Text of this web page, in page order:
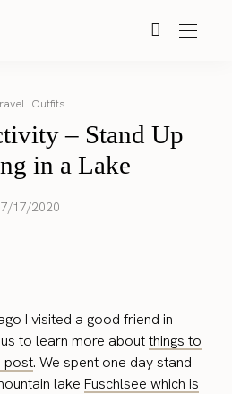
Outfits
– Stand Up
in a Lake
17/2020
I visited a good friend in
to learn more aboutthings to
post. We spent one day stand
lakeFuschlsee which is